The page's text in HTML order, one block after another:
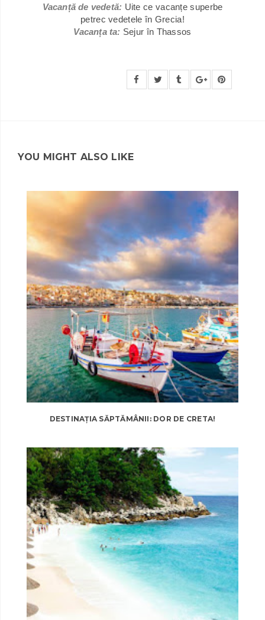
Vacanță de vedetă: Uite ce vacanțe superbe
petrec vedetele în Grecia!
Vacanța ta: Sejur în Thassos
YOU MIGHT ALSO LIKE
DESTINAȚIA SĂPTĂMÂNII: DOR DE CRETA!